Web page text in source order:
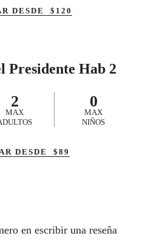
DESDE $ 120
Presidente Hab 2
2
MAX
0
MAX
NIÑOS
DESDE $ 89
en escribir una reseña